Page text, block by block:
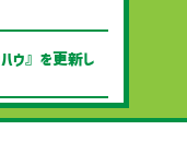
ウ』を更新し
品部』を公